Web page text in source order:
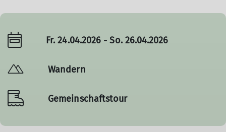
Fr. 24.04.2026 - So. 26.04.2026
Wandern
Gemeinschaftstour